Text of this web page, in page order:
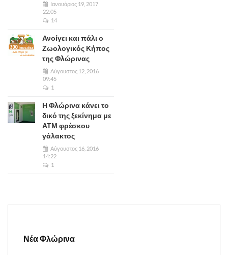
Ιανουάριος 19, 2017
22:05
14
Ανοίγει και πάλι ο
Ζωολογικός Κήπος
της Φλώρινας
Αύγουστος 12, 2016
09:45
1
Η Φλώρινα κάνει το
δικό της ξεκίνημα με
ΑΤΜ φρέσκου
γάλακτος
Αύγουστος 16, 2016
14:22
1
Νέα Φλώρινα